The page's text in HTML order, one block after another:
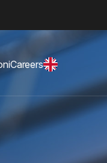
Careers